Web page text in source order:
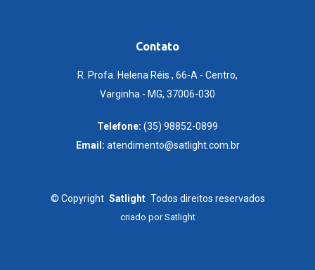
Contato
R. Profa. Helena Réis , 66-A - Centro,
Varginha - MG, 37006-030
Telefone: (35) 98852-0899
Email: atendimento@satlight.com.br
© Copyright Satlight Todos direitos reservados
criado porSatlight